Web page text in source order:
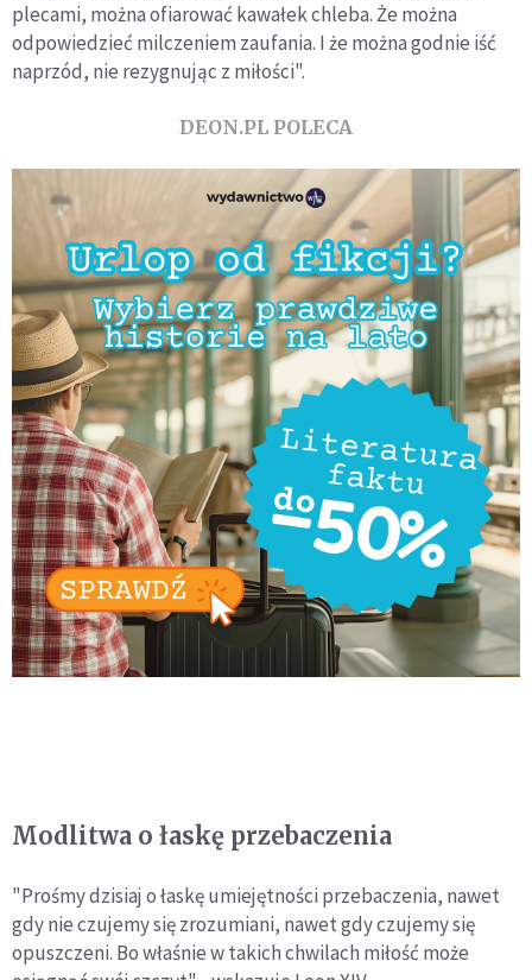
plecami, można ofiarować kawałek chleba. Że można
odpowiedzieć milczeniem zaufania. I że można godnie iść
naprzód, nie rezygnując z miłości".
DEON.PL POLECA
Modlitwa o łaskę przebaczenia
"Prośmy dzisiaj o łaskę umiejętności przebaczenia, nawet
gdy nie czujemy się zrozumiani, nawet gdy czujemy się
opuszczeni. Bo właśnie w takich chwilach miłość może